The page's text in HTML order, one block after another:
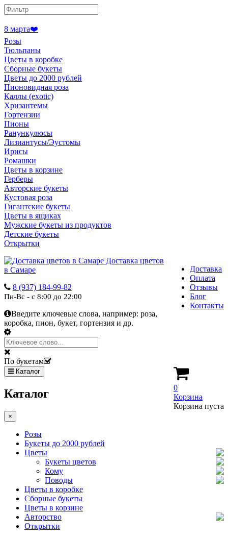
8 марта❤️
Розы
Тюльпаны
Цветы в коробке
Сборные букеты
Цветы до 2000 рублей
Пионовидная роза
Каллы (exotic)
Хризантемы
Гортензии
Пионы
Ранункулюсы
Лизиантусы/Эустомы
Ирисы
Ромашки
Цветы в корзине
Герберы
Авторские букеты
Кустовая роза
Гигантские букеты
Цветы в ящиках
Мужские букеты из продуктов
Детские букеты
Открытки
Доставка
Оплата
Отзывы
Блог
Контакты
Доставка цветов
в Самаре
8 (937) 184-99-82
Пн-Вс - с 8:00 до 22:00
Введите ключевые слова, например: роза,
коробка, пион, букет, гортензия и др.
По букетам
0
Корзина
Корзина пуста
Каталог
Каталог
×
Розы
Букеты до 2000 рублей
Цветы
Букеты цветов
Кому
Поводы
Цветы в коробке
Сборные букеты
Цветы в корзине
Авторство
Открытки